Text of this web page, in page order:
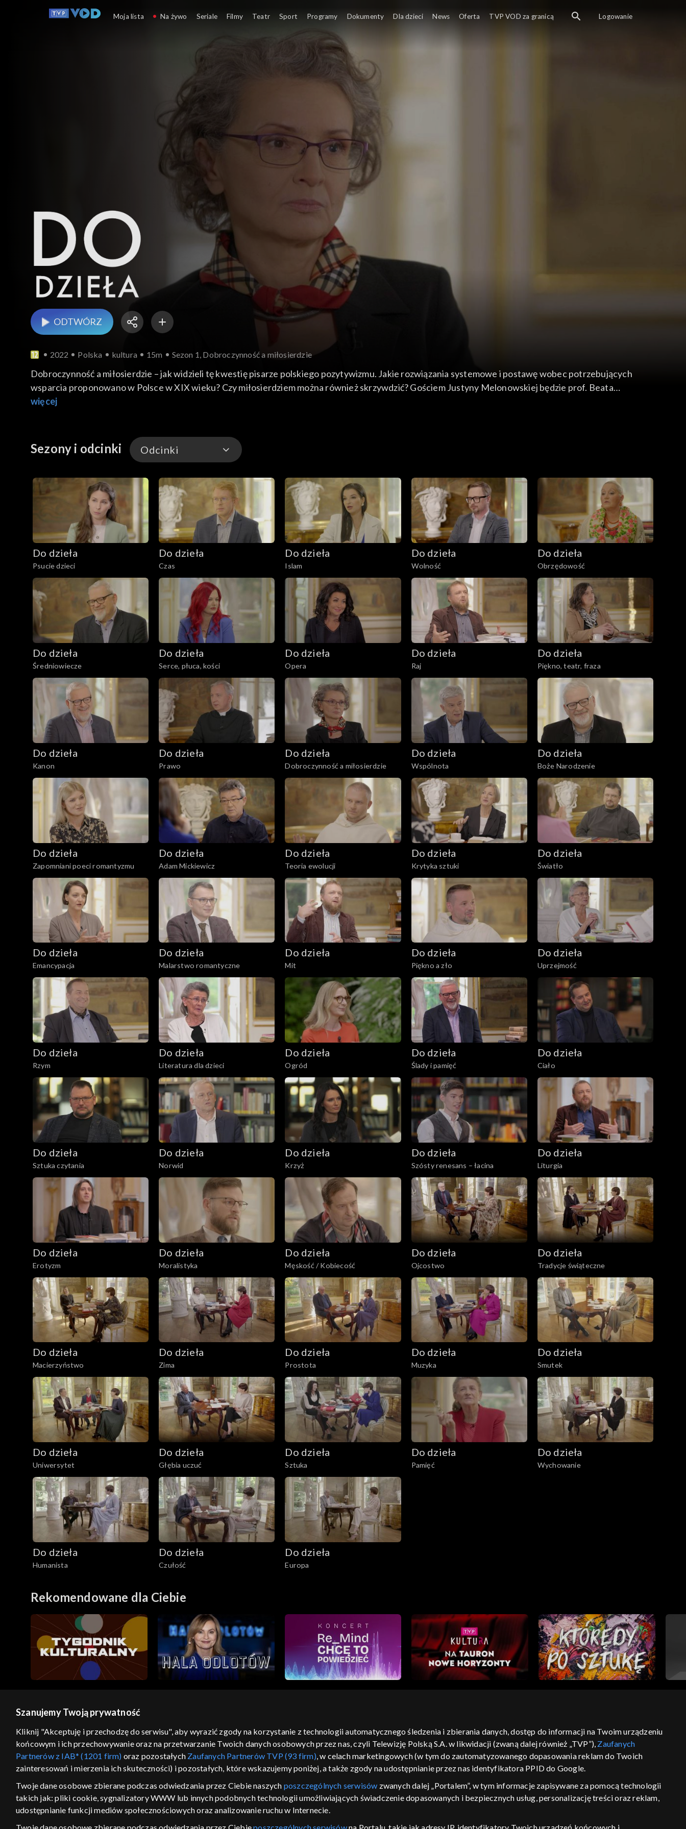
Do dzieła
ODTWÓRZ
2022 Polska kultura 15m Sezon 1, Dobroczynność a miłosierdzie
Dobroczynność a miłosierdzie – jak widzieli tę kwestię pisarze polskiego pozytywizmu. Jakie rozwiązania systemowe i postawę wobec potrzebujących
wsparcia proponowano w Polsce w XIX wieku? Czy miłosierdziem można również skrzywdzić? Gościem Justyny Melonowskiej będzie prof. Beata
Obsulewicz, a w ich rozmowa pojawią się odniesienie do rozmaitej literatury, m.in. „Lalki” Bolesława Prusa, „Nieobałamuconej wrażliwości” Beaty
więcej
Sezony i odcinki Odcinki
Odcinki
Do dzieła
Psucie dzieci
Do dzieła
Czas
Do dzieła
Islam
Do dzieła
Wolność
Do dzieła
Obrzędowość
Do dzieła
Średniowiecze
Do dzieła
Serce, płuca, kości
Do dzieła
Opera
Do dzieła
Raj
Do dzieła
Piękno, teatr, fraza
Do dzieła
Kanon
Do dzieła
Prawo
Do dzieła
Dobroczynność a miłosierdzie
Do dzieła
Wspólnota
Do dzieła
Boże Narodzenie
Do dzieła
Zapomniani poeci romantyzmu
Do dzieła
Adam Mickiewicz
Do dzieła
Teoria ewolucji
Do dzieła
Krytyka sztuki
Do dzieła
Światło
Do dzieła
Emancypacja
Do dzieła
Malarstwo romantyczne
Do dzieła
Mit
Do dzieła
Piękno a zło
Do dzieła
Uprzejmość
Do dzieła
Rzym
Do dzieła
Literatura dla dzieci
Do dzieła
Ogród
Do dzieła
Ślady i pamięć
Do dzieła
Ciało
Do dzieła
Sztuka czytania
Do dzieła
Norwid
Do dzieła
Krzyż
Do dzieła
Szósty renesans – łacina
Do dzieła
Liturgia
Do dzieła
Erotyzm
Do dzieła
Moralistyka
Do dzieła
Męskość / Kobiecość
Do dzieła
Ojcostwo
Do dzieła
Tradycje świąteczne
Do dzieła
Macierzyństwo
Do dzieła
Zima
Do dzieła
Prostota
Do dzieła
Muzyka
Do dzieła
Smutek
Do dzieła
Uniwersytet
Do dzieła
Głębia uczuć
Do dzieła
Sztuka
Do dzieła
Pamięć
Do dzieła
Wychowanie
Do dzieła
Humanista
Do dzieła
Czułość
Do dzieła
Europa
Rekomendowane dla Ciebie
GEOLOKALIZACJA
ŁĄCZYSZ SIĘ SPOZA POLSKI
Kraj, z którego się łączysz, to Stany Zjednoczone ,
w związku z czym część tytułów na platformie TVP
regulamin serwisu cennik polityka prywatności moje zgody pomoc kontakt voucher dostępność informacje o dostawcy usług
Moja lista Na żywo Seriale Filmy Teatr Sport Programy Dokumenty Dla dzieci News Oferta TVP VOD za granicą Logowanie
Szanujemy Twoją prywatność
Kliknij "Akceptuję i przechodzę do serwisu", aby wyrazić zgody na korzystanie z technologii automatycznego śledzenia i zbierania danych, dostęp do informacji na Twoim urządzeniu
końcowym i ich przechowywanie oraz na przetwarzanie Twoich danych osobowych przez nas, czyli Telewizję Polską S.A. w likwidacji (zwaną dalej również „TVP”), Zaufanych
Partnerów z IAB* (1201 firm) oraz pozostałych Zaufanych Partnerów TVP (93 firm), w celach marketingowych (w tym do zautomatyzowanego dopasowania reklam do Twoich
zainteresowań i mierzenia ich skuteczności) i pozostałych, które wskazujemy poniżej, a także zgody na udostępnianie przez nas identyfikatora PPID do Google.
Twoje dane osobowe zbierane podczas odwiedzania przez Ciebie naszych poszczególnych serwisów zwanych dalej „Portalem”, w tym informacje zapisywane za pomocą technologii
takich jak: pliki cookie, sygnalizatory WWW lub innych podobnych technologii umożliwiających świadczenie dopasowanych i bezpiecznych usług, personalizację treści oraz reklam,
udostępnianie funkcji mediów społecznościowych oraz analizowanie ruchu w Internecie.